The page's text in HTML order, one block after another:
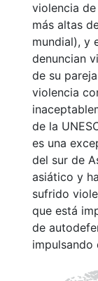
violencia
más altas
mundial), y
denuncian
de su
violencia
de la
es una
del sur de
asiático y
sufrido
que está
de
impulsando